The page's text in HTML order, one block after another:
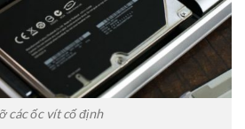
các ốc vít cố định